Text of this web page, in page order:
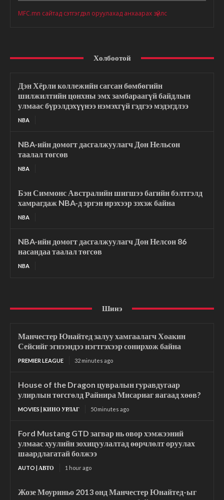
MFC.mn сайтад сэтгэгдэл оруулахад анхаарах зүйлс
Холбоотой
Дэн Хёрли коллежийн сагсан бөмбөгийн
шилжилтийн цонхны эмх замбараагүй байдлын
улмаас бүрэлдэхүүнээ нэмэхгүй гэдгээ мэдэгдлээ
NBA
NBA-ийн домогт дасгалжуулагч Дон Нельсон
таалал төгсөв
NBA
Бэн Симмонс Австралийн шигшээ багийн бэлтгэлд
хамрагдаж NBA-д эргэн ирэхээр зэхэж байна
NBA
NBA-ийн домогт дасгалжуулагч Дон Нелсон 86
насандаа таалал төгсөв
NBA
Шинэ
Манчестер Юнайтед залуу хамгаалагч Хоакин
Сейсийг эгнээндээ нэгтгэхээр сонирхож байна
PREMIER LEAGUE 32 minutes ago
House of the Dragon цувралын гуравдугаар
улирлын төгсгөлд Райнира Мисариаг яагаад хөөв?
MOVIES | КИНО УРЛАГ 50 minutes ago
Ford Mustang GTD загвар нь овор хэмжээний
улмаас хуулийн зохицуулалтад өөрчлөлт оруулах
шаардлагатай болжээ
AUTO | АВТО 1 hour ago
Жозе Моуриньо 2013 онд Манчестер Юнайтед-ыг